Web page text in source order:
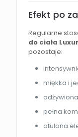
Efekt po
Regularne
do ciała
pozostaje:
miękka i
pełna
otulona